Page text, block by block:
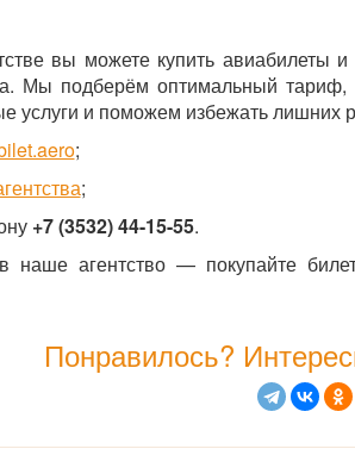
вы можете купить авиабилеты
Мы подберём оптимальный тариф,
услуги и поможем избежать лишних
;
;
+7 (3532) 44-15-55.
наше агентство — покупайте
Понравилось?